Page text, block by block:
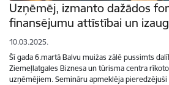
Uzņēmēj, izmanto dažādos
finansējumu attīstībai un
10.03.2025.
Šī gada 6.martā Balvu muižas zālē pussimts
Ziemeļlatgales Biznesa un tūrisma centra
uzņēmējiem. Semināru apmeklēja